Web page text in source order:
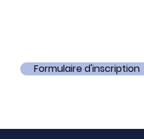
Formulaire d'inscription